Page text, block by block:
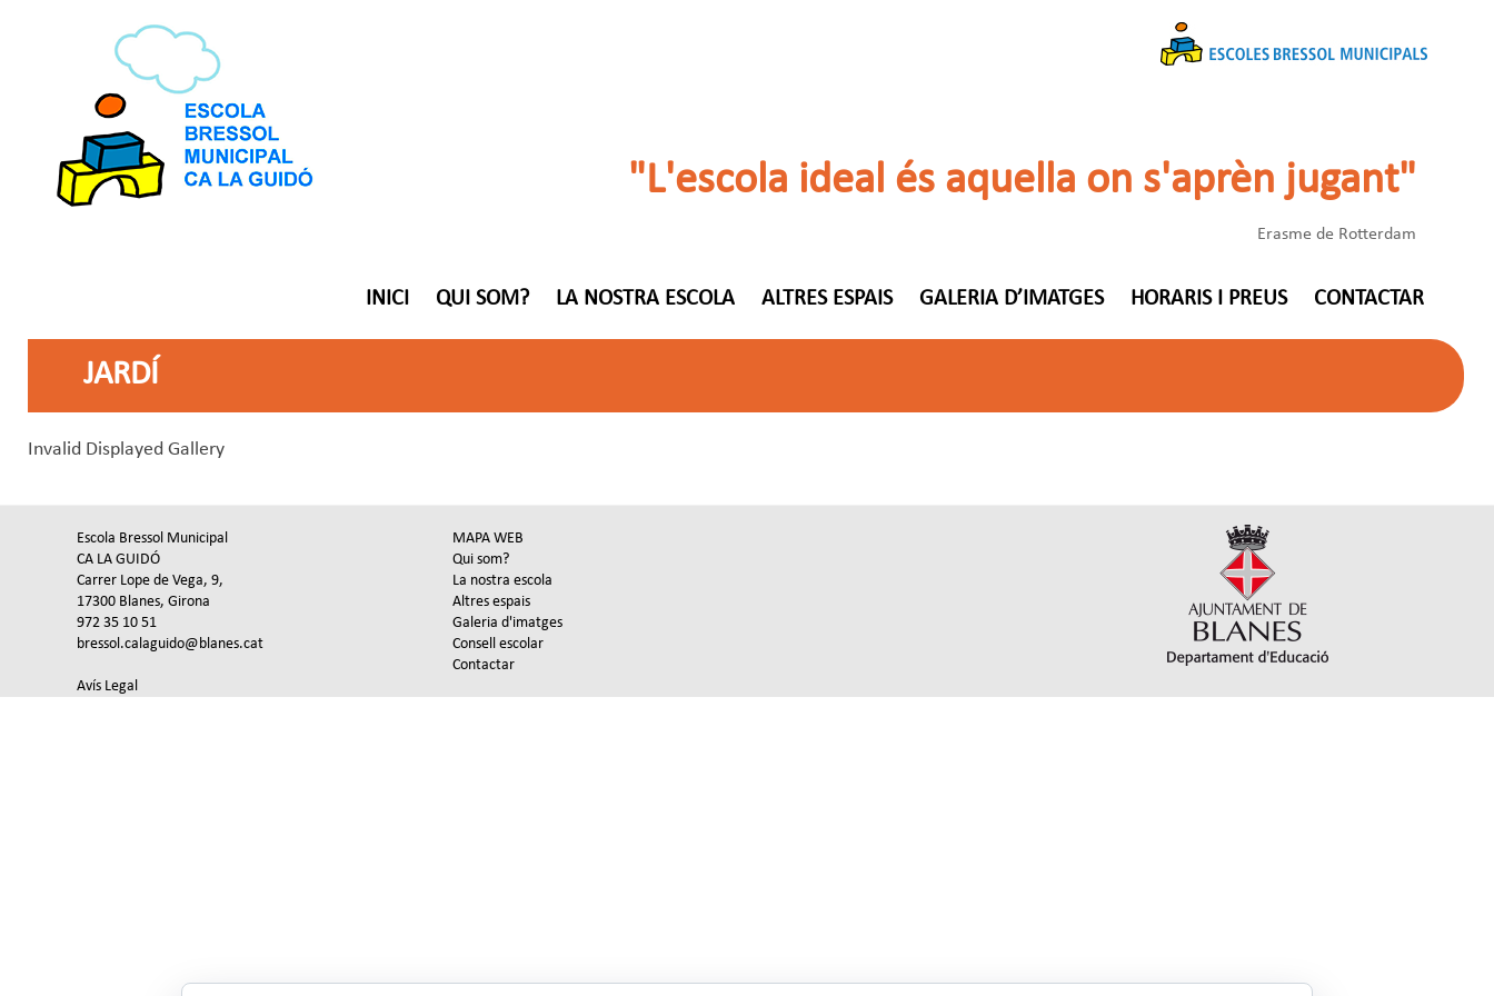
"L'escola ideal és aquella on s'aprèn jugant"
Erasme de Rotterdam
INICI QUI SOM? LA NOSTRA ESCOLA ALTRES ESPAIS GALERIA D’IMATGES HORARIS I PREUS CONTACTAR
JARDÍ
Invalid Displayed Gallery
Escola Bressol Municipal
CA LA GUIDÓ
Carrer Lope de Vega, 9,
17300 Blanes, Girona
972 35 10 51
bressol.calaguido@blanes.cat
Avís Legal
MAPA WEB
Qui som?
La nostra escola
Altres espais
Galeria d'imatges
Consell escolar
Contactar